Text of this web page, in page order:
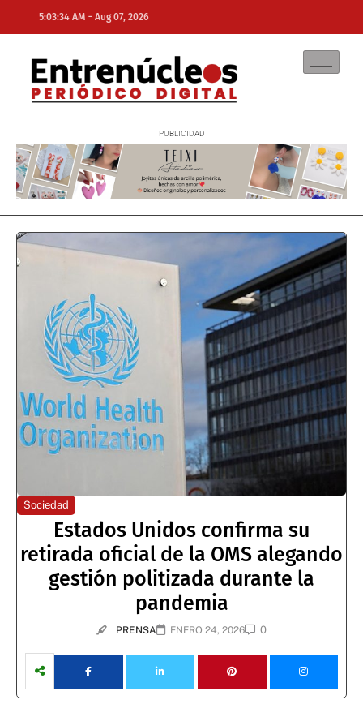
5:03:34 AM - Aug 07, 2026
NE
Sociedad
Estados Unidos confirma su
retirada oficial de la OMS alegando
gestión politizada durante la
pandemia
PRENSA ENERO 24, 2026 0